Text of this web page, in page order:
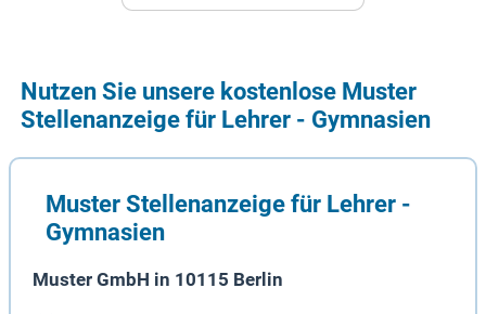
Nutzen Sie unsere kostenlose Muster
Stellenanzeige für Lehrer - Gymnasien
Muster Stellenanzeige für Lehrer -
Gymnasien
Muster GmbH in 10115 Berlin